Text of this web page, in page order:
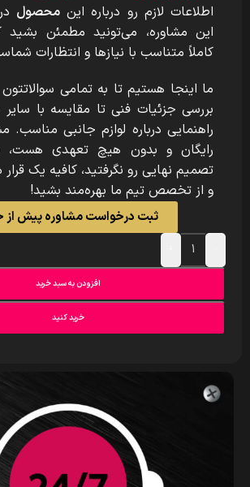
اطلاعات لازم رو درباره اینمحصول
این مشاوره، می‌تونید مطمئن بشید
کاملاً متناسب با نیازها و انتظارات
ما اینجا هستیم تا به تمامی
بررسی جزئیات فنی تا مقایسه با
راهنمایی درباره لوازم جانبی مناسب.
رایگان و بدون هیچ تعهدی هست،
تصمیم نهایی رو نگرفتید، کافیه یک قرار
و از تخصص تیم ما بهره‌مند بشید!
ثبت درخواست مشاوره پیش از
افزودن به سبد خرید
خرید کنید